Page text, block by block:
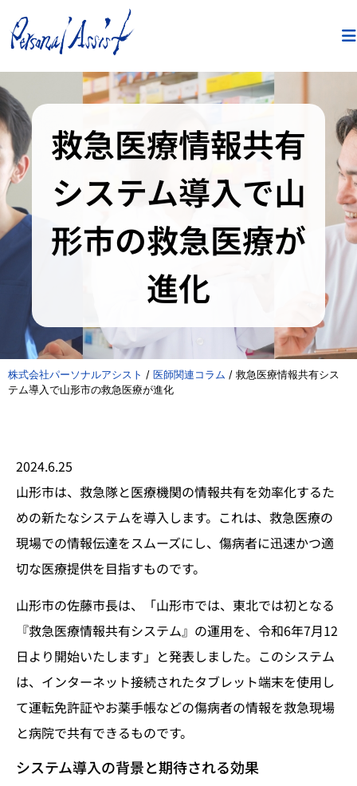
救急医療情報共有
システム導入で山
形市の救急医療が
進化
株式会社パーソナルアシスト / 医師関連コラム / 救急医療情報共有シス
テム導入で山形市の救急医療が進化
2024.6.25
山形市は、救急隊と医療機関の情報共有を効率化するた
めの新たなシステムを導入します。これは、救急医療の
現場での情報伝達をスムーズにし、傷病者に迅速かつ適
切な医療提供を目指すものです。
山形市の佐藤市長は、「山形市では、東北では初となる
『救急医療情報共有システム』の運用を、令和6年7月12
日より開始いたします」と発表しました。このシステム
は、インターネット接続されたタブレット端末を使用し
て運転免許証やお薬手帳などの傷病者の情報を救急現場
と病院で共有できるものです。
システム導入の背景と期待される効果